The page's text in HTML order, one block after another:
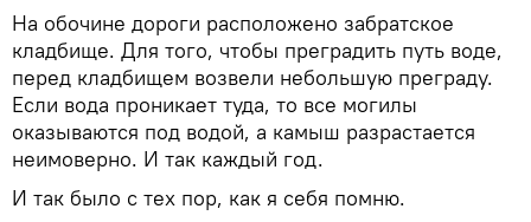
На обочине дороги расположено забратское
кладбище. Для того, чтобы преградить путь воде,
перед кладбищем возвели небольшую преграду.
Если вода проникает туда, то все могилы
оказываются под водой, а камыш разрастается
неимоверно. И так каждый год.
И так было с тех пор, как я себя помню.